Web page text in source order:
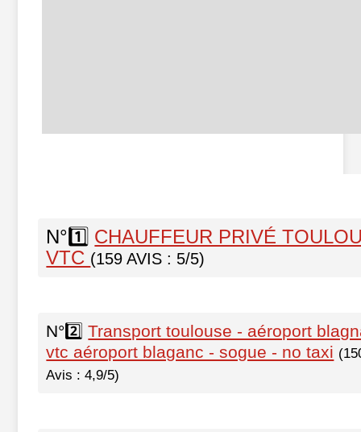
N°1️⃣ CHAUFFEUR PRIVÉ
VTC (159 AVIS : 5/5)
N°2️⃣Transport toulouse - aéroport
vtc aéroport blaganc - sogue - no taxi
Avis : 4,9/5)